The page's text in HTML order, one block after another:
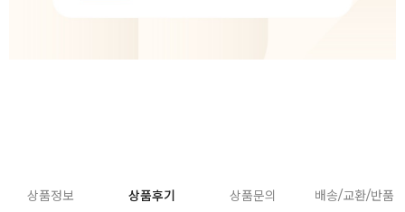
상품정보 상품후기 상품문의 배송/교환/반품